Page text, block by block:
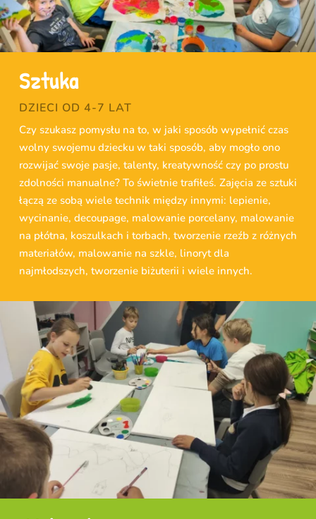
Sztuka
DZIECI OD 4-7 LAT
Czy szukasz pomysłu na to, w jaki sposób wypełnić czas
wolny swojemu dziecku w taki sposób, aby mogło ono
rozwijać swoje pasje, talenty, kreatywność czy po prostu
zdolności manualne? To świetnie trafiłeś. Zajęcia ze sztuki
łączą ze sobą wiele technik między innymi: lepienie,
wycinanie, decoupage, malowanie porcelany, malowanie
na płótna, koszulkach i torbach, tworzenie rzeźb z różnych
materiałów, malowanie na szkle, linoryt dla
najmłodszych, tworzenie biżuterii i wiele innych.